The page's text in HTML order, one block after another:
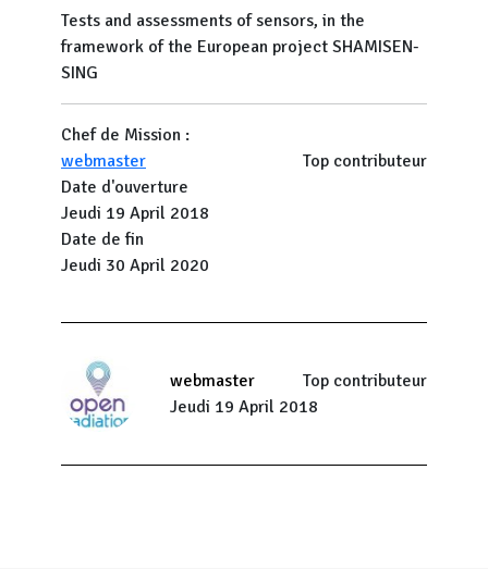
Tests and assessments of sensors, in the
framework of the European project SHAMISEN-
SING
Chef de Mission :
webmaster
Top contributeur
Date d'ouverture
Jeudi 19 April 2018
Date de fin
Jeudi 30 April 2020
webmaster
Top contributeur
Jeudi 19 April 2018